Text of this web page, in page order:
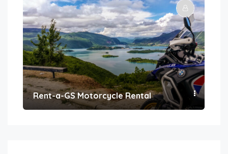
Rent-a-GS Motorcycle Rental